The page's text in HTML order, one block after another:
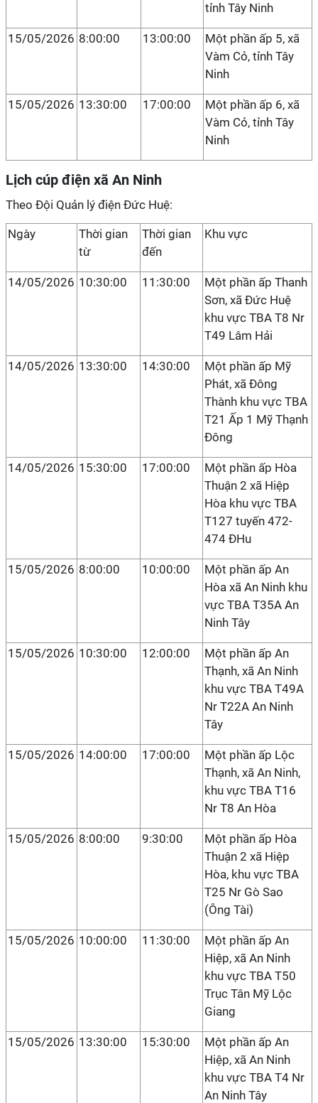
tỉnh Tây Ninh
15/05/2026 8:00:00 13:00:00
Một phần ấp 5, xã
Vàm Cỏ, tỉnh Tây
Ninh
15/05/2026 13:30:00 17:00:00
Một phần ấp 6, xã
Vàm Cỏ, tỉnh Tây
Ninh
Lịch cúp điện xã An Ninh
Theo Đội Quản lý điện Đức Huệ:
Ngày
Thời gian
từ
Thời gian
đến
Khu vực
14/05/2026 10:30:00 11:30:00
Một phần ấp Thanh
Sơn, xã Đức Huệ
khu vực TBA T8 Nr
T49 Lâm Hải
14/05/2026 13:30:00 14:30:00
Một phần ấp Mỹ
Phát, xã Đông
Thành khu vực TBA
T21 Ấp 1 Mỹ Thạnh
Đông
14/05/2026 15:30:00 17:00:00
Một phần ấp Hòa
Thuận 2 xã Hiệp
Hòa khu vực TBA
T127 tuyến 472-
474 ĐHu
15/05/2026 8:00:00 10:00:00
Một phần ấp An
Hòa xã An Ninh khu
vực TBA T35A An
Ninh Tây
15/05/2026 10:30:00 12:00:00
Một phần ấp An
Thạnh, xã An Ninh
khu vực TBA T49A
Nr T22A An Ninh
Tây
15/05/2026 14:00:00 17:00:00
Một phần ấp Lộc
Thạnh, xã An Ninh,
khu vực TBA T16
Nr T8 An Hòa
15/05/2026 8:00:00 9:30:00
Một phần ấp Hòa
Thuận 2 xã Hiệp
Hòa, khu vực TBA
T25 Nr Gò Sao
(Ông Tài)
15/05/2026 10:00:00 11:30:00
Một phần ấp An
Hiệp, xã An Ninh
khu vực TBA T50
Trục Tân Mỹ Lộc
Giang
15/05/2026 13:30:00 15:30:00
Một phần ấp An
Hiệp, xã An Ninh
khu vực TBA T4 Nr
An Ninh Tây